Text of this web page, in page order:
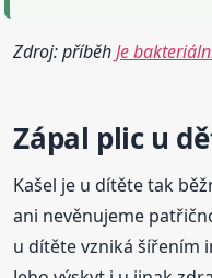
Zdroj: příběhJe
Zápal plicu
Kašel je u dítěte tak
ani nevěnujeme
u dítěte vzniká šířením